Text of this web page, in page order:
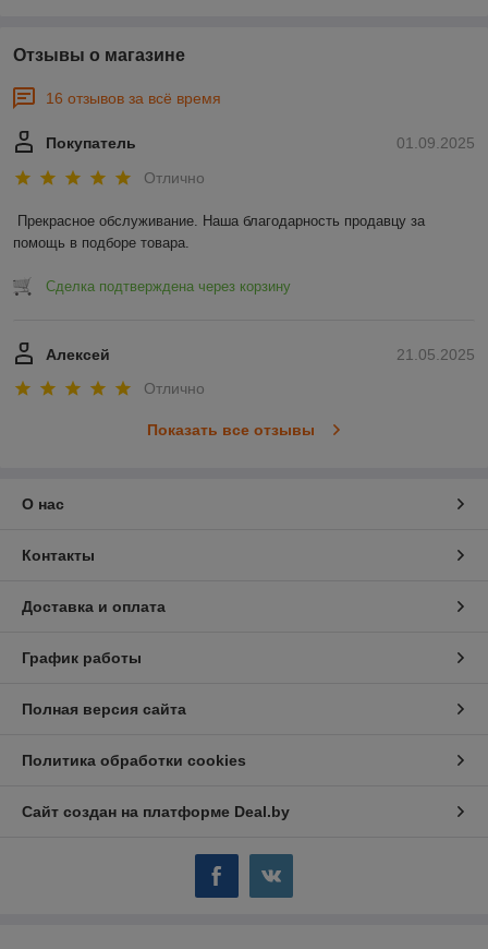
Отзывы о магазине
16 отзывов за всё время
01.09.2025
Покупатель
Отлично
Прекрасное обслуживание. Наша благодарность продавцу за
помощь в подборе товара.
Сделка подтверждена через корзину
21.05.2025
Алексей
Отлично
Показать все отзывы
О нас
Контакты
Доставка и оплата
График работы
Полная версия сайта
Политика обработки cookies
Сайт создан на платформе Deal.by